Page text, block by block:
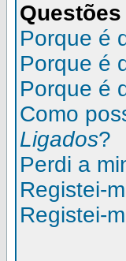
Questões
Porque é
Porque é
Porque é
Como
Ligados?
Perdi a
Registei-
Registei-